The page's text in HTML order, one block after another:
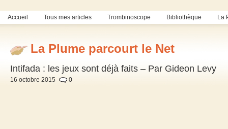
Accueil Tous mes articles Trombinoscope Bibliothèque La
La Plume parcourt le Net
Intifada : les jeux sont déjà faits – Par Gideon Levy
16 octobre 2015 0